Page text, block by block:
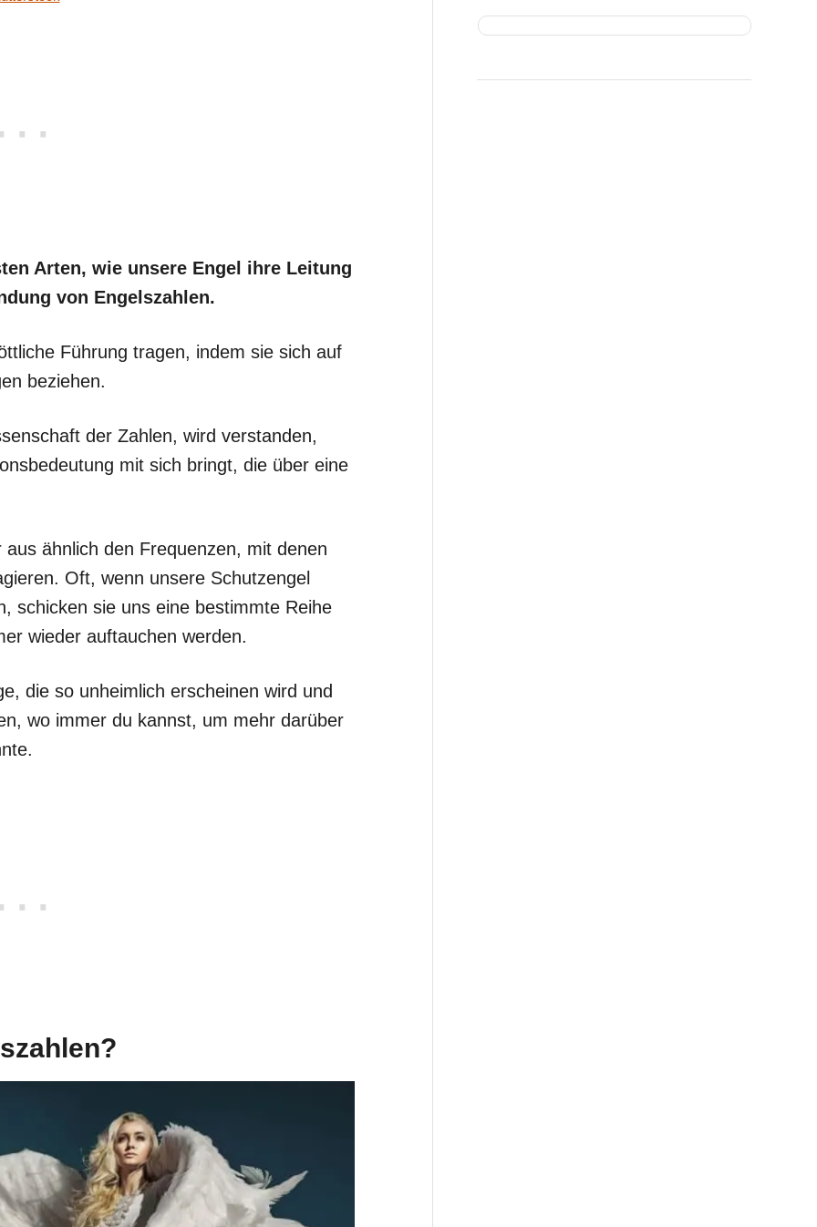
Arten, wie unsere Engel ihre Leitung
von Engelszahlen.
Führung tragen, indem sie sich auf
beziehen.
der Zahlen, wird verstanden,
mit sich bringt, die über eine
ähnlich den Frequenzen, mit denen
Oft, wenn unsere Schutzengel
schicken sie uns eine bestimmte Reihe
wieder auftauchen werden.
die so unheimlich erscheinen wird und
wo immer du kannst, um mehr darüber